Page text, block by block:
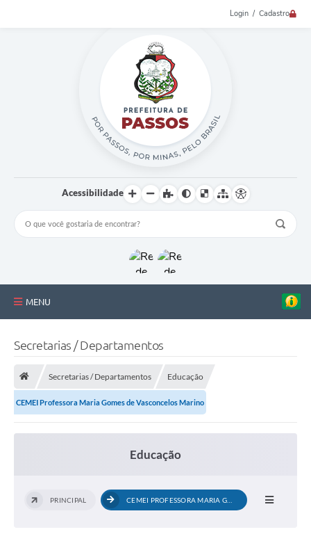
Login / Cadastro
Acessibilidade
MENU
Estrutura Administrativa
Secretarias / Departamentos
Secretarias / Departamentos Educação
CEMEI Professora Maria Gomes de Vasconcelos Marino
Educação
PRINCIPAL